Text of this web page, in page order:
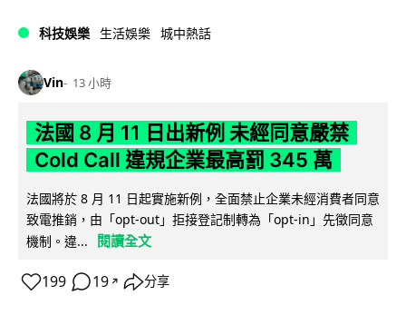
科技娛樂 生活娛樂 城中熱話
Vin 13 小時
法國 8 月 11 日出新例 未經同意嚴禁
Cold Call 違規企業最高罰 345 萬
法國將於 8 月 11 日起實施新例，全面禁止企業未經消費者同意
致電推銷，由「opt-out」拒接登記制轉為「opt-in」先徵同意
機制。違...
閱讀全文
199 19 ↗ 分享